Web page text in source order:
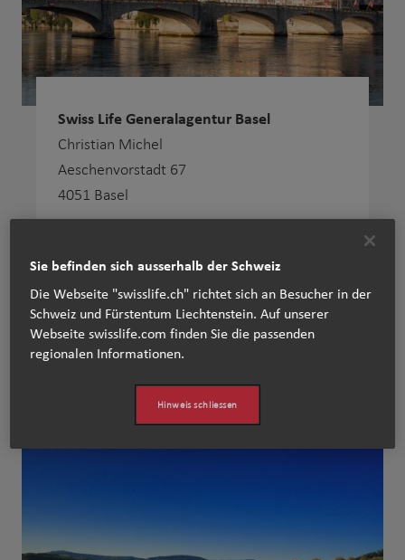
Swiss Life Generalagentur Basel
Christian Michel
Aeschenvorstadt 67
4051 Basel
www.swisslife.ch/basel
Fricktal-Baselbiet
Sie befinden sich ausserhalb der Schweiz
Die Webseite "swisslife.ch" richtet sich an Besucher in der
Schweiz und Fürstentum Liechtenstein. Auf unserer
Webseite swisslife.com finden Sie die passenden
regionalen Informationen.​
Hinweis schliessen